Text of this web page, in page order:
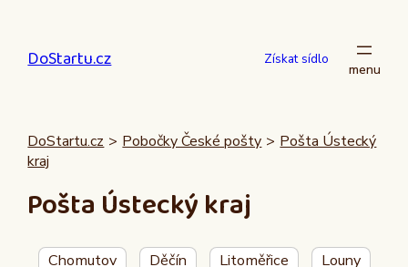
obsah
DoStartu.cz Získat sídlo
DoStartu.cz > Pobočky České pošty > Pošta Ústecký
kraj
Pošta Ústecký kraj
Chomutov Děčín Litoměřice
Louny